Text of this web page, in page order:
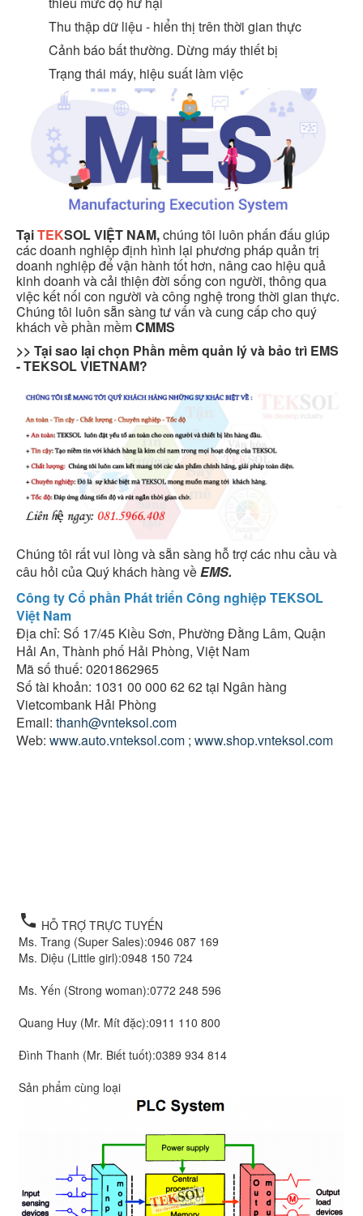
Thu thập dữ liệu - hiển thị trên thời gian thực
Cảnh báo bất thường. Dừng máy thiết bị
Trạng thái máy, hiệu suất làm việc
TạiTEKSOL VIỆT NAM,chúng tôi luôn phấn đấu giúp
các doanh nghiệp định hình lại phương pháp quản trị
doanh nghiệp để vận hành tốt hơn, nâng cao hiệu quả
kinh doanh và cải thiện đời sống con người, thông qua
việc kết nối con người và công nghệ trong thời gian thực.
Chúng tôi luôn sẵn sàng tư vấn và cung cấp cho quý
khách về phần mềmCMMS
>> Tại sao lại chọn Phần mềm quản lý và bảo trì EMS
- TEKSOL VIETNAM?
Chúng tôi rất vui lòng và sẵn sàng hỗ trợ các nhu cầu và
câu hỏi của Quý khách hàng vềEMS.
Công ty Cổ phần Phát triển Công nghiệp TEKSOL
Việt Nam
Địa chỉ: Số 17/45 Kiều Sơn, Phường Đằng Lâm, Quận
Hải An, Thành phố Hải Phòng, Việt Nam
Mã số thuế: 0201862965
Số tài khoản: 1031 00 000 62 62 tại Ngân hàng
Vietcombank Hải Phòng
Email: thanh@vnteksol.com
Web: www.auto.vnteksol.com ; www.shop.vnteksol.com
local_phone HỖ TRỢ TRỰC TUYẾN
Ms. Trang (Super Sales):0946 087 169
Ms. Diệu (Little girl):0948 150 724
Ms. Yến (Strong woman):0772 248 596
Quang Huy (Mr. Mít đặc):0911 110 800
Đình Thanh (Mr. Biết tuốt):0389 934 814
Sản phẩm cùng loại